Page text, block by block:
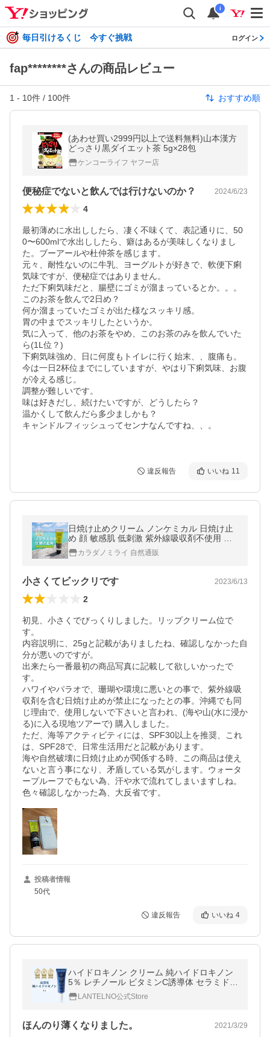
i
毎日引けるくじ 今すぐ挑戦 ログイン
fap********さんの商品レビュー
1 - 10件 / 100件 おすすめ順
(あわせ買い2999円以上で送料無料)山本漢方
どっさり黒ダイエット茶 5g×28包
ケンコーライフ ヤフー店
便秘症でないと飲んでは行けないのか？ 2024/6/23
4
最初薄めに水出ししたら、凄く不味くて、表記通りに、50
0〜600mlで水出ししたら、癖はあるが美味しくなりまし
た。ブーアールや杜仲茶を感じます。
元々、耐性ないのに牛乳、ヨーグルトが好きで、軟便下痢
気味ですが、便秘症ではありません。
ただ下痢気味だと、腸壁にゴミが溜まっているとか。。。
このお茶を飲んで2日め？
何か溜まっていたゴミが出た様なスッキリ感。
胃の中までスッキリしたというか。
気に入って、他のお茶をやめ、このお茶のみを飲んでいた
ら(1L位？)
下痢気味強め、日に何度もトイレに行く始末、、腹痛も。
今は一日2杯位までにしていますが、やはり下痢気味、お腹
が冷える感じ。
調整が難しいです。
味は好きだし、続けたいですが、どうしたら？
温かくして飲んだら多少ましかも？
キャンドルフィッシュってセンナなんですね、、。
違反報告 いいね 11
日焼け止めクリーム ノンケミカル 日焼け止
め 顔 敏感肌 低刺激 紫外線吸収剤不使用 環
境にやさしい 化粧下地 UVクリーム ウルン
ラップ 爆買
カラダノミライ 自然通販
小さくてビックリです 2023/6/13
2
初見、小さくでびっくりしました。リップクリーム位で
す。
内容説明に、25gと記載がありましたね、確認しなかった自
分が悪いのですが。
出来たら一番最初の商品写真に記載して欲しいかったで
す。
ハワイやパラオで、珊瑚や環境に悪いとの事で、紫外線吸
収剤を含む日焼け止めが禁止になったとの事。沖縄でも同
じ理由で、使用しないで下さいと言われ、(海や山(水に浸か
る)に入る現地ツアーで) 購入しました。
ただ、海等アクティビティには、SPF30以上を推奨、これ
は、SPF28で、日常生活用だと記載があります。
海や自然破壊に日焼け止めが関係する時、この商品は使え
ないと言う事になり、矛盾している気がします。ウォータ
ープルーフでもない為、汗や水で流れてしまいますしね。
投稿者情報
50代
違反報告 いいね 4
ハイドロキノン クリーム 純ハイドロキノン
5％ レチノール ビタミンC誘導体 セラミド
ランテルノ ホワイトHQクリーム
LANTELNO公式Store
ほんのり薄くなりました。 2021/3/29